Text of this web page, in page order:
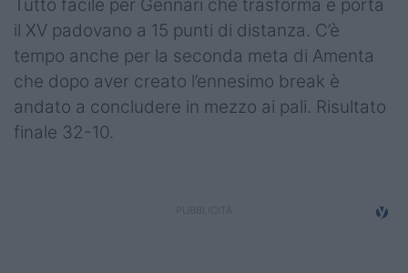
Tutto facile per Gennari che trasforma e porta
il XV padovano a 15 punti di distanza. C’è
tempo anche per la seconda meta di Amenta
che dopo aver creato l’ennesimo break è
andato a concludere in mezzo ai pali. Risultato
finale 32-10.